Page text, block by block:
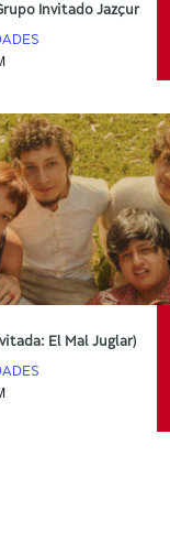
Invitado Jazçur
El Mal Juglar)